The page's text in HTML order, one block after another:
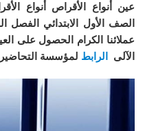
عين أنواع الأقراص أنواع
الصف الأول الابتدائي الفصل
عملائنا الكرام الحصول على
الآلى
الرابط لمؤسسة التحاضير